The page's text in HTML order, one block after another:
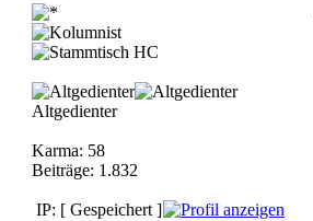
Altgedienter
Karma: 58
Beiträge: 1.832
IP: [ Gespeichert ]